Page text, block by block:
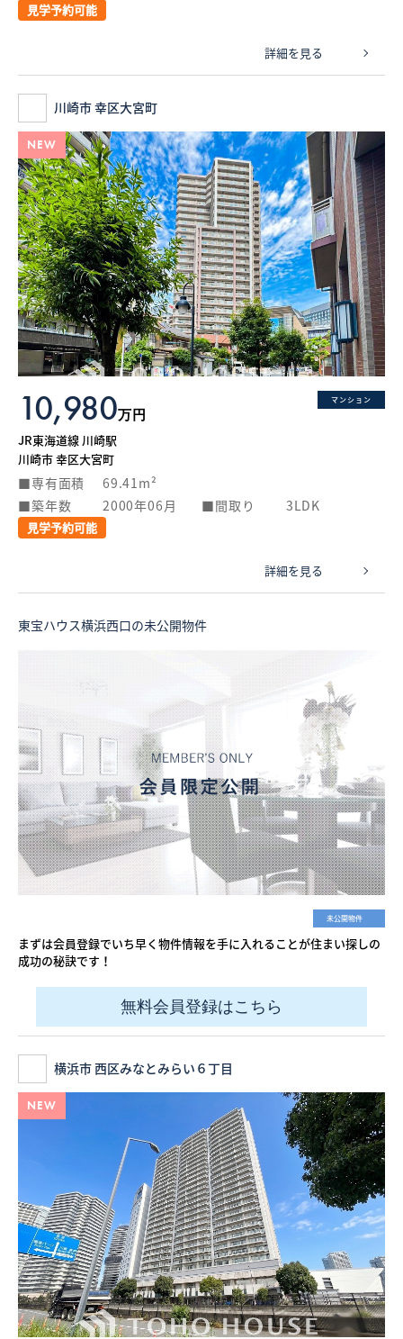
見学予約可能
詳細を見る
川崎市 幸区大宮町
NEW
マンション
10,980万円
JR東海道線 川崎駅
川崎市 幸区大宮町
専有面積
69.41m²
築年数
2000年06月 間取り 3LDK
見学予約可能
詳細を見る
東宝ハウス横浜西口の未公開物件
未公開物件
まずは会員登録でいち早く物件情報を手に入れることが住まい探しの
成功の秘訣です！
無料会員登録はこちら
横浜市 西区みなとみらい６丁目
NEW